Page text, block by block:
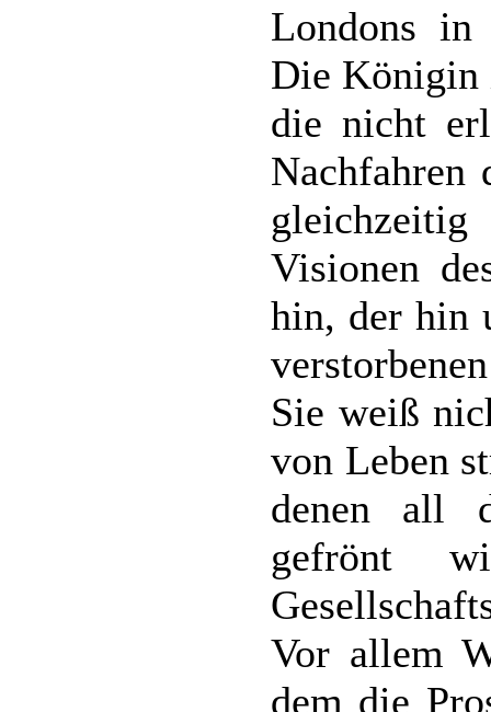
Londons in
Die Königin
die nicht
Nachfahren
Visionen
hin, der hin
Sie weiß
von Leben
denen all
gefrönt
Vor allem
dem die